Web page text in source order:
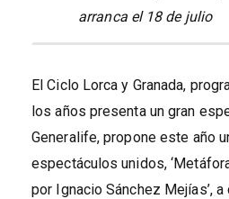
arranca el 18 de julio
El Ciclo Lorca y Granada,
los años presenta un gran
Generalife, propone este año
espectáculos unidos,
por Ignacio Sánchez Mejías’,